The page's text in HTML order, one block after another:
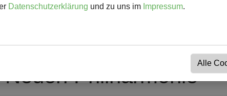
Philharmonie
Datenschutzerklärung und zu uns im Impressum.
Alle